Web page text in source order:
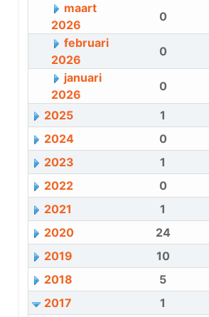
maart
2026
0
februari
2026
0
januari
2026
0
2025 1
2024
0
2023
1
2022
0
2021
1
2020
24
2019
10
2018
5
2017
1